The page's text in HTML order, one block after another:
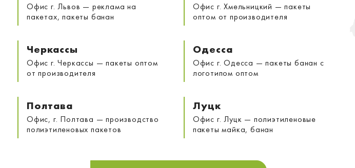
Офис г. Львов — реклама на
пакетах, пакеты банан
Офис г. Хмельницкий — пакеты
оптом от производителя
Черкассы
Офис г. Черкассы — пакеты оптом
от производителя
Одесса
Офис г. Одесса — пакеты банан с
логотипом оптом
Полтава
Офис, г. Полтава — производство
полиэтиленовых пакетов
Луцк
Офис г. Луцк — полиэтиленовые
пакеты майка, банан